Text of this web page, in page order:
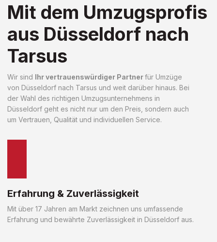
Mit dem Umzugsprofis
aus Düsseldorf nach
Tarsus
Wir sind Ihr vertrauenswürdiger Partnerfür Umzüge
von Düsseldorf nach Tarsus und weit darüber hinaus. Bei
der Wahl des richtigen Umzugsunternehmens in
Düsseldorf geht es nicht nur um den Preis, sondern auch
um Vertrauen, Qualität und individuellen Service.
Erfahrung & Zuverlässigkeit
Mit über 17 Jahren am Markt zeichnen uns umfassende
Erfahrung und bewährte Zuverlässigkeit in Düsseldorf aus.